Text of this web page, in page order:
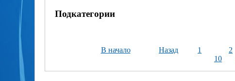
Подкатегории
В начало Назад 1 2
10